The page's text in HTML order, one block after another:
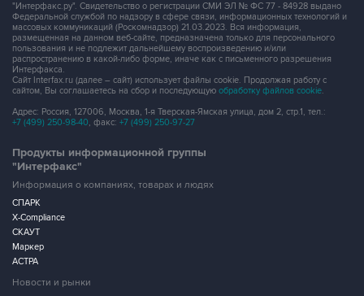
"Интерфакс.ру". Свидетельство о регистрации СМИ ЭЛ № ФС 77 - 84928 выдано
Федеральной службой по надзору в сфере связи, информационных технологий и
массовых коммуникаций (Роскомнадзор) 21.03.2023. Вся информация,
размещенная на данном веб-сайте, предназначена только для персонального
пользования и не подлежит дальнейшему воспроизведению и/или
распространению в какой-либо форме, иначе как с письменного разрешения
Интерфакса.
Сайт Interfax.ru (далее – сайт) использует файлы cookie. Продолжая работу с
сайтом, Вы соглашаетесь на сбор и последующую обработку файлов cookie.
Адрес: Россия, 127006, Москва, 1-я Тверская-Ямская улица, дом 2, стр.1, тел.:
+7 (499) 250-98-40, факс: +7 (499) 250-97-27
Продукты информационной группы
"Интерфакс"
Информация о компаниях, товарах и людях
СПАРК
X-Compliance
СКАУТ
Маркер
АСТРА
Новости и рынки